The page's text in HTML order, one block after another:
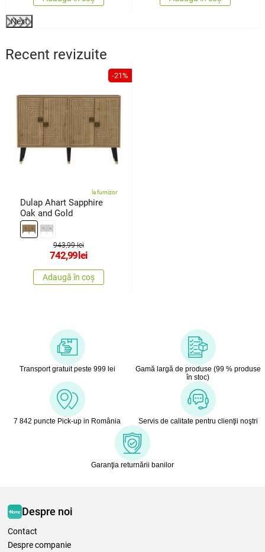
Next
Recent revizuite
-21%
la furnizor
Dulap Ahart Sapphire
Oak and Gold
943,99 lei
742,99 lei
Adaugă în coș
Transport gratuit peste 999 lei
Gamă largă de produse (99 % produse
în stoc)
7 842 puncte Pick-up in România Servis de calitate pentru clienţii noştri
Garanţia returnării banilor
Despre noi
Contact
Despre companie